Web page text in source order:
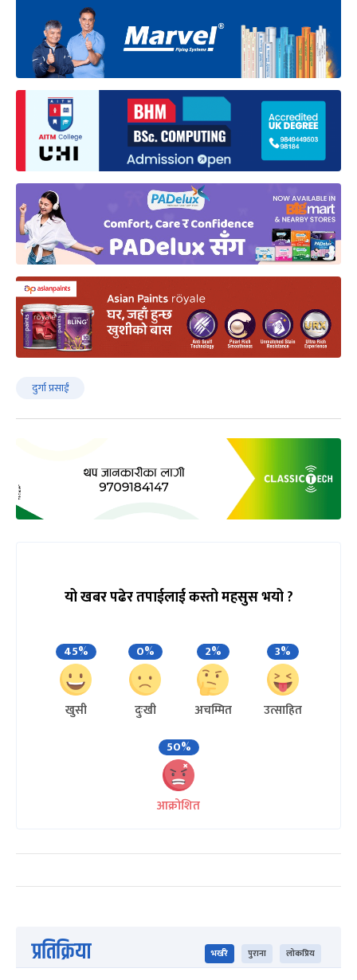
दुर्गा प्रसाईं
यो खबर पढेर तपाईलाई कस्तो महसुस भयो ?
45%
खुसी
0%
दुःखी
2%
अचम्मित
3%
उत्साहित
50%
आक्रोशित
प्रतिक्रिया भर्खरै पुराना लोकप्रिय